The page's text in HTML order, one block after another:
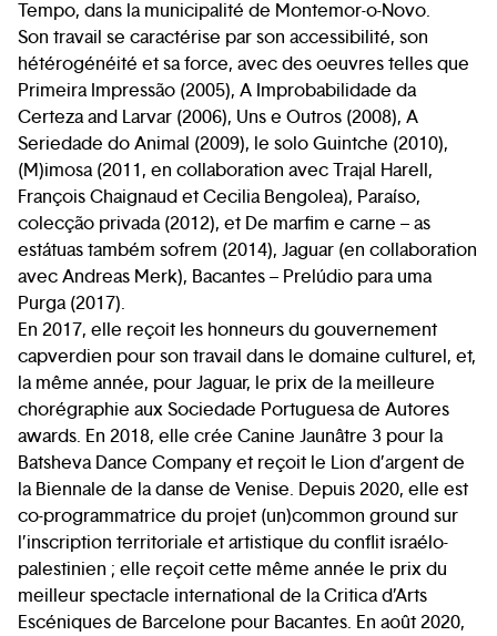
Tempo, dans la municipalité de Montemor-o-Novo.
Son travail se caractérise par son accessibilité, son
hétérogénéité et sa force, avec des oeuvres telles que
Primeira Impressão (2005), A Improbabilidade da
Certeza and Larvar (2006), Uns e Outros (2008), A
Seriedade do Animal (2009), le solo Guintche (2010),
(M)imosa (2011, en collaboration avec Trajal Harell,
François Chaignaud et Cecilia Bengolea), Paraíso,
colecção privada (2012), et De marfim e carne – as
estátuas também sofrem (2014), Jaguar (en collaboration
avec Andreas Merk), Bacantes – Prelúdio para uma
Purga (2017).
En 2017, elle reçoit les honneurs du gouvernement
capverdien pour son travail dans le domaine culturel, et,
la même année, pour Jaguar, le prix de la meilleure
chorégraphie aux Sociedade Portuguesa de Autores
awards. En 2018, elle crée Canine Jaunâtre 3 pour la
Batsheva Dance Company et reçoit le Lion d’argent de
la Biennale de la danse de Venise. Depuis 2020, elle est
co-programmatrice du projet (un)common ground sur
l’inscription territoriale et artistique du conflit israélo-
palestinien ; elle reçoit cette même année le prix du
meilleur spectacle international de la Critica d’Arts
Escéniques de Barcelone pour Bacantes. En août 2020,